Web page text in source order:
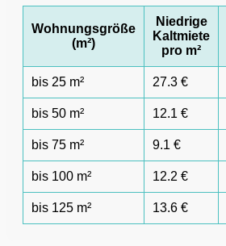
Wohnungsgröße
(m²)
Niedrige
Kaltmiete
pro m²
bis 25 m² 27.3 €
bis 50 m² 12.1 €
bis 75 m² 9.1 €
bis 100 m² 12.2 €
bis 125 m² 13.6 €